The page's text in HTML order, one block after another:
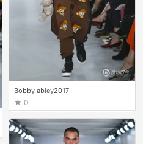
Bobby abley2017
0